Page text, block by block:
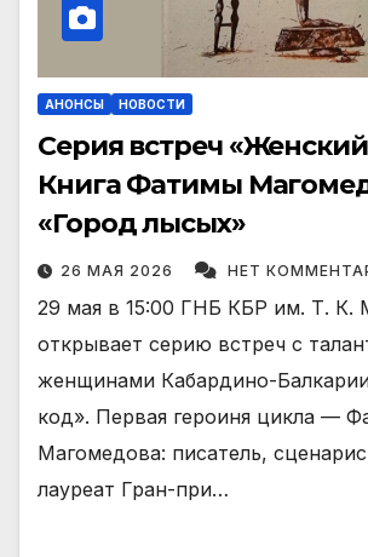
АНОНСЫ НОВОСТИ
Серия встреч
Книга Фатимы
«Город лысых»
26 МАЯ 2026 НЕТ
29 мая в 15:00 ГНБ КБР им. Т. К.
открывает серию встреч с
женщинами Кабардино-
код». Первая героиня цикла —
Магомедова: писатель,
лауреат Гран-при…